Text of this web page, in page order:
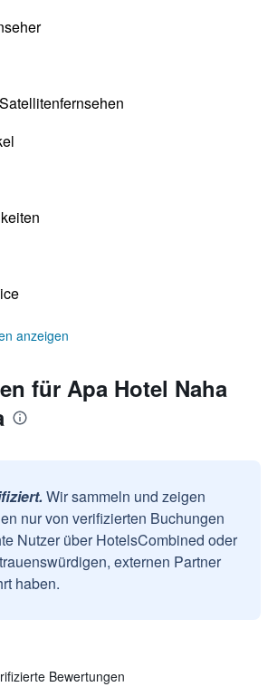
anzeigen
für Apa Hotel Naha
Wir sammeln und zeigen
nur von verifizierten Buchungen
Nutzer über HotelsCombined oder
externen Partner
haben.
Bewertungen